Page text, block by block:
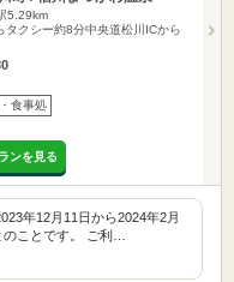
5.29km
タクシー約8分中央道松川ICから
食事処
ンを見る
年12月11日から2024年2月
ことです。 ご利…